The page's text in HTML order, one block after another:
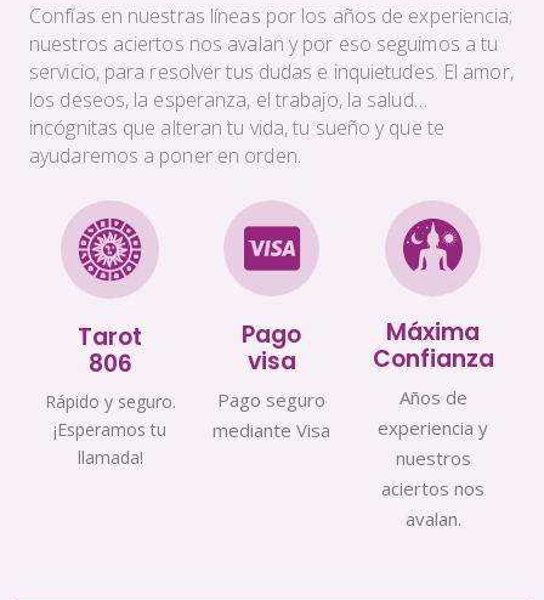
Confías en nuestras líneas por los años de experiencia;
nuestros aciertos nos avalan y por eso seguimos a tu
servicio, para resolver tus dudas e inquietudes. El amor,
los deseos, la esperanza, el trabajo, la salud…
incógnitas que alteran tu vida, tu sueño y que te
ayudaremos a poner en orden.
Tarot
806
Rápido y seguro.
¡Esperamos tu
llamada!
Pago
visa
Pago seguro
mediante Visa
Máxima
Confianza
Años de
experiencia y
nuestros
aciertos nos
avalan.